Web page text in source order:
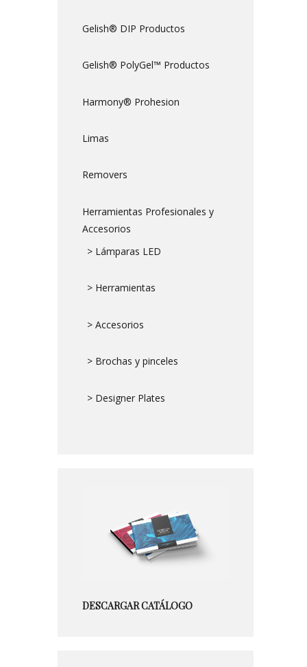
Gelish® DIP Productos
Gelish® PolyGel™ Productos
Harmony® Prohesion
Limas
Removers
Herramientas Profesionales y
Accesorios
> Lámparas LED
> Herramientas
> Accesorios
> Brochas y pinceles
> Designer Plates
DESCARGAR CATÁLOGO